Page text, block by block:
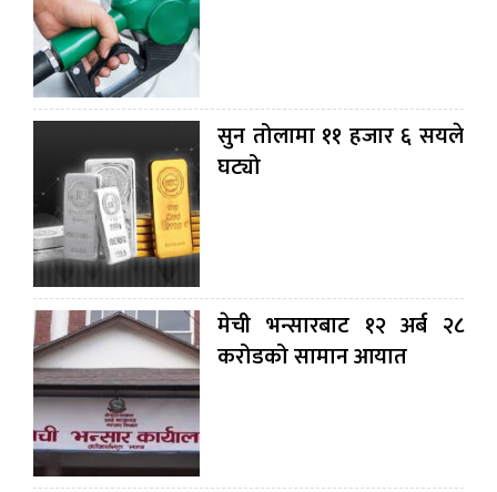
सुन तोलामा ११ हजार ६ सयले
घट्यो
मेची भन्सारबाट १२ अर्ब २८
करोडको सामान आयात